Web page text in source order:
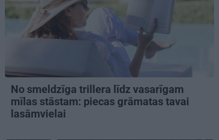
No smeldzīga trillera līdz vasarīgam
mīlas stāstam: piecas grāmatas tavai
lasāmvielai